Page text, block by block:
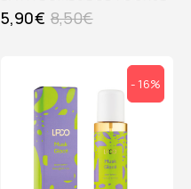
8,50€
5,90€
- 16%